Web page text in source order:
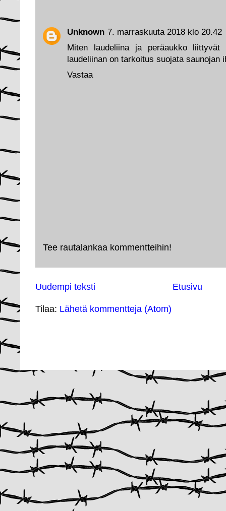
Unknown 7. marraskuuta 2018 klo 20.42
Miten laudeliina ja peräaukko liittyvät
laudeliinan on tarkoitus suojata saunojan
Vastaa
Tee rautalankaa kommentteihin!
Uudempi teksti Etusivu
Tilaa: Lähetä kommentteja (Atom)